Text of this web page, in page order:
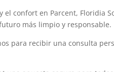
confort en Parcent,
más limpio y responsable.
para recibir una consulta